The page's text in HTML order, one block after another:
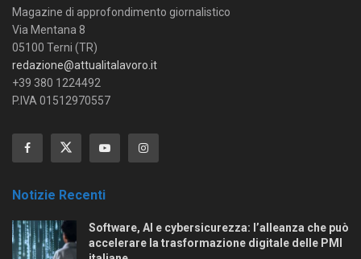
Magazine di approfondimento giornalistico
Via Mentana 8
05100 Terni (TR)
redazione@attualitalavoro.it
+39 380 1224492
P.IVA 01512970557
Notizie Recenti
Software, AI e cybersicurezza: l’alleanza che può
accelerare la trasformazione digitale delle PMI